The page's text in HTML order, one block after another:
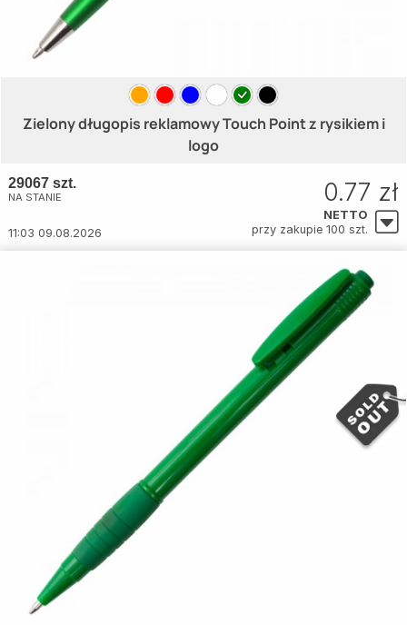
Zielony długopis reklamowy Touch Point z rysikiem i
logo
29067 szt.
NA STANIE
11:03 09.08.2026
0.77 zł
NETTO
przy zakupie 100 szt.